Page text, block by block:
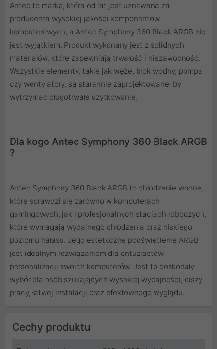
Antec to marka, która od lat jest uznawana za
producenta wysokiej jakości komponentów
komputerowych, a Antec Symphony 360 Black ARGB nie
jest wyjątkiem. Produkt wykonany jest z solidnych
materiałów, które zapewniają trwałość i niezawodność.
Wszystkie elementy, takie jak węże, blok wodny, pompa
czy wentylatory, są starannie zaprojektowane, by
wytrzymać długotrwałe użytkowanie.
Dla kogo Antec Symphony 360 Black ARGB
?
Antec Symphony 360 Black ARGB to chłodzenie wodne,
które sprawdzi się zarówno w komputerach
gamingowych, jak i profesjonalnych stacjach roboczych,
które wymagają wydajnego chłodzenia oraz niskiego
poziomu hałasu. Jego estetyczne podświetlenie ARGB
jest idealnym rozwiązaniem dla entuzjastów
personalizacji swoich komputerów. Jest to doskonały
wybór dla osób szukających wysokiej wydajności, ciszy
pracy, łatwej instalacji oraz efektownego wyglądu.
Cechy produktu